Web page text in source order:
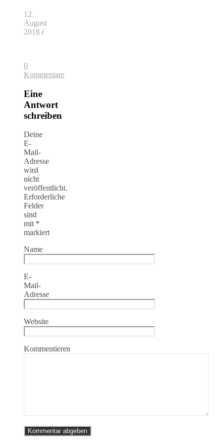
12.
August
2018 /
0
Kommentare
Eine
Antwort
schreiben
Deine
E-
Mail-
Adresse
wird
nicht
veröffentlicht.
Erforderliche
Felder
sind
mit *
markiert
Name
E-
Mail-
Adresse
Website
Kommentieren